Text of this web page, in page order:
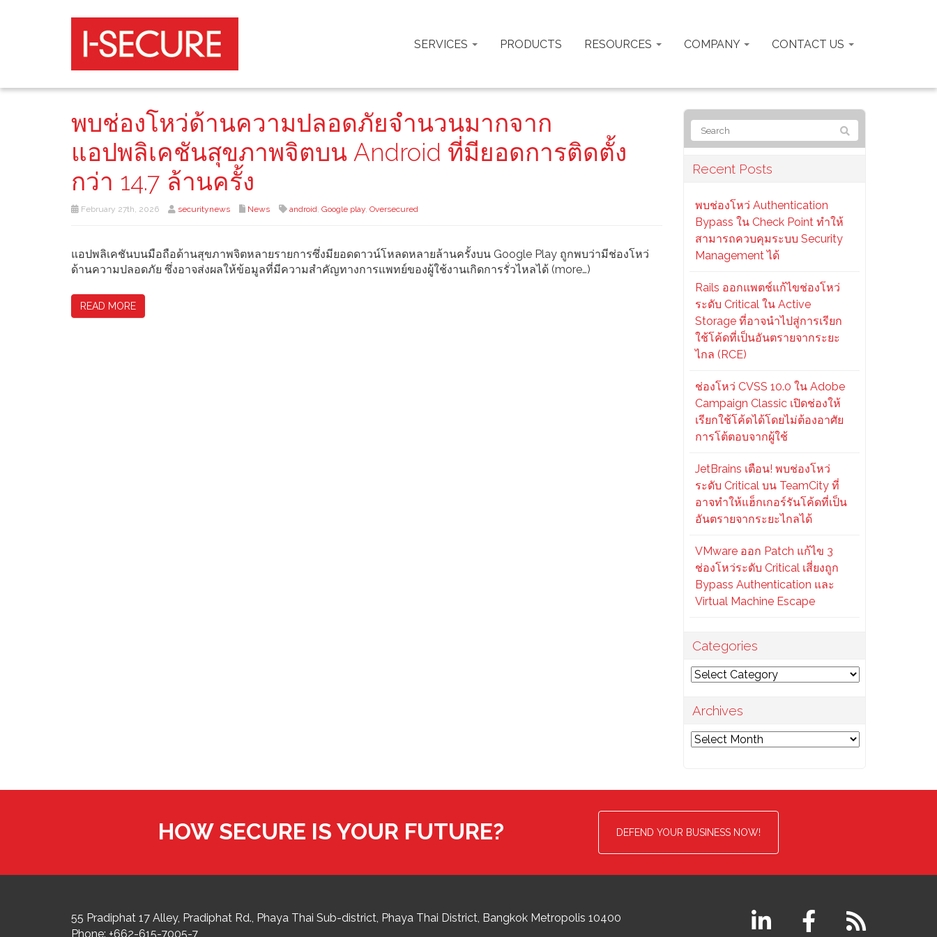
SERVICES PRODUCTS RESOURCES COMPANY CONTACT US
พบช่องโหว่ด้านความปลอดภัยจำนวนมากจาก
แอปพลิเคชันสุขภาพจิตบน Android ที่มียอดการติดตั้ง
กว่า 14.7 ล้านครั้ง
February 27th, 2026 securitynews News android, Google play, Oversecured
แอปพลิเคชันบนมือถือด้านสุขภาพจิตหลายรายการซึ่งมียอดดาวน์โหลดหลายล้านครั้งบน Google Play ถูกพบว่ามีช่องโหว่
ด้านความปลอดภัย ซึ่งอาจส่งผลให้ข้อมูลที่มีความสำคัญทางการแพทย์ของผู้ใช้งานเกิดการรั่วไหลได้ (more…)
READ MORE
Recent Posts
พบช่องโหว่ Authentication
Bypass ใน Check Point ทำให้
สามารถควบคุมระบบ Security
Management ได้
Rails ออกแพตช์แก้ไขช่องโหว่
ระดับ Critical ใน Active
Storage ที่อาจนำไปสู่การเรียก
ใช้โค้ดที่เป็นอันตรายจากระยะ
ไกล (RCE)
ช่องโหว่ CVSS 10.0 ใน Adobe
Campaign Classic เปิดช่องให้
เรียกใช้โค้ดได้โดยไม่ต้องอาศัย
การโต้ตอบจากผู้ใช้
JetBrains เตือน! พบช่องโหว่
ระดับ Critical บน TeamCity ที่
อาจทำให้แฮ็กเกอร์รันโค้ดที่เป็น
อันตรายจากระยะไกลได้
VMware ออก Patch แก้ไข 3
ช่องโหว่ระดับ Critical เสี่ยงถูก
Bypass Authentication และ
Virtual Machine Escape
Categories
Categories
Archives
Archives
HOW SECURE IS YOUR FUTURE? DEFEND YOUR BUSINESS NOW!
55 Pradiphat 17 Alley, Pradiphat Rd., Phaya Thai Sub-district Phaya Thai District, Bangkok Metropolis 10400
Phone: +662-615-7005-7